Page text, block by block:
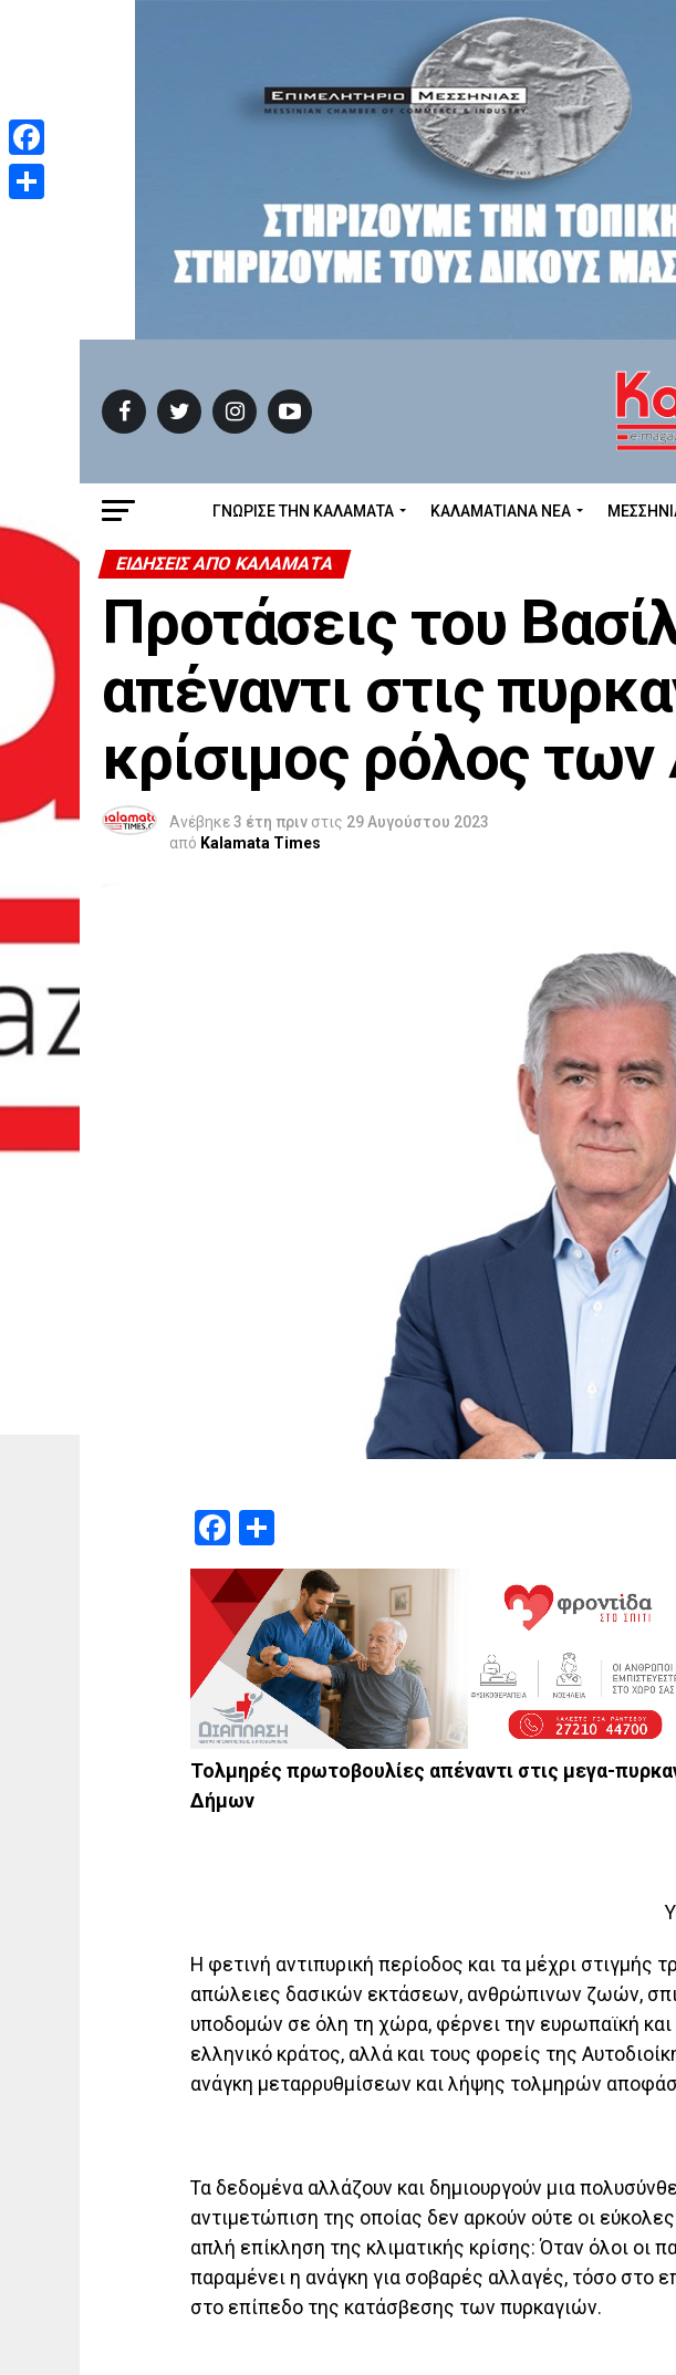
ΓΝΩΡΙΣΕ ΤΗΝ ΚΑΛΑΜΑΤΑ ΚΑΛΑΜΑΤΙΑΝΑ ΝΕΑ
ΕΙΔΗΣΕΙΣ ΑΠΟ ΚΑΛΑΜΑΤΑ
Προτάσεις του
απέναντι στις
κρίσιμος ρόλος
Ανέβηκε3 έτη πριν στις 29 Αυγούστου 2023
από Kalamata Times
Facebook
Τολμηρές πρωτοβουλίες απέναντι στις μεγα-
Δήμων
Η φετινή αντιπυρική περίοδος και τα μέχρι στιγμής
απώλειες δασικών εκτάσεων, ανθρώπινων ζωών,
υποδομών σε όλη τη χώρα, φέρνει την ευρωπαϊκή και
ελληνικό κράτος, αλλά και τους φορείς της
ανάγκη μεταρρυθμίσεων και λήψης τολμηρών
Τα δεδομένα αλλάζουν και δημιουργούν μια
αντιμετώπιση της οποίας δεν αρκούν ούτε οι
απλή επίκληση της κλιματικής κρίσης: Όταν όλοι οι
παραμένει η ανάγκη για σοβαρές αλλαγές, τόσο στο
στο επίπεδο της κατάσβεσης των πυρκαγιών.
Facebook